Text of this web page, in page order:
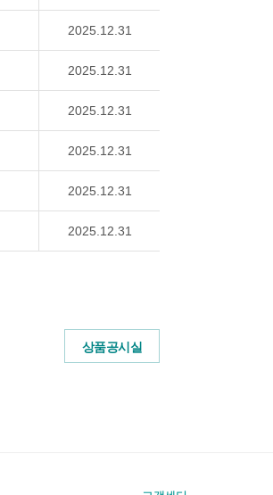
2025.12.31
2025.12.31
2025.12.31
2025.12.31
2025.12.31
2025.12.31
상품공시실